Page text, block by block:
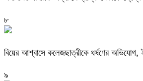
৮
বিয়ের আশ্বাসে কলেজছাত্রীকে ধর্ষণের অভিযোগ,
৯